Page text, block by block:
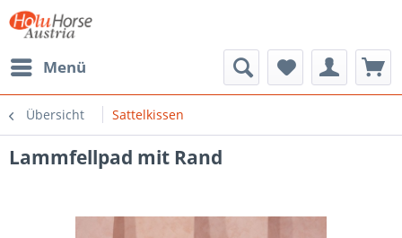
Menü
Übersicht Sattelkissen
Lammfellpad mit Rand